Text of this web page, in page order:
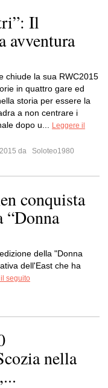
Il
avventura
chiude la sua RWC2015
in quattro gare ed
storia per essere la
a non centrare i
dopo u...
Leggere il
2015 da
Soloteo1980
conquista
“Donna
della "Donna
dell'East che ha
seguito
nella